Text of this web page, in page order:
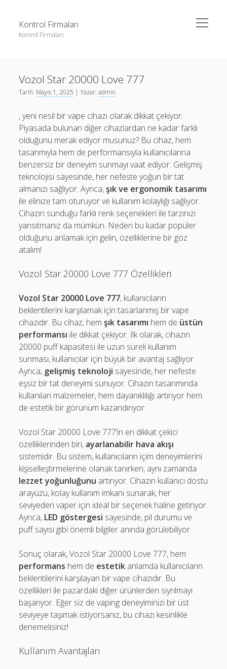
Kontrol Firmaları
Kontrol Firmaları
menüyü
aç
Liste
Sayfa Listesi
Şifresiz Facebook Beğeni Yükseltme
Youtube Dislike Arttırma Parasız
Liste
Sayfa Listesi
Şifresiz Facebook Beğeni Yükseltme
Youtube Dislike Arttırma Parasız
Vozol Star 20000 Love 777
Tarih: Mayıs 1, 2025 | Yazar:admin
, yeni nesil bir vape cihazı olarak dikkat çekiyor.
Piyasada bulunan diğer cihazlardan ne kadar farklı
olduğunu merak ediyor musunuz? Bu cihaz, hem
tasarımıyla hem de performansıyla kullanıcılarına
benzersiz bir deneyim sunmayı vaat ediyor. Gelişmiş
teknolojisi sayesinde, her nefeste yoğun bir tat
almanızı sağlıyor. Ayrıca,şık ve ergonomik tasarımı
ile elinize tam oturuyor ve kullanım kolaylığı sağlıyor.
Cihazın sunduğu farklı renk seçenekleri ile tarzınızı
yansıtmanız da mümkün. Neden bu kadar popüler
olduğunu anlamak için gelin, özelliklerine bir göz
atalım!
Vozol Star 20000 Love 777 Özellikleri
Vozol Star 20000 Love 777, kullanıcıların
beklentilerini karşılamak için tasarlanmış bir vape
cihazıdır. Bu cihaz, hemşık tasarımı hem de üstün
performansı ile dikkat çekiyor. İlk olarak, cihazın
20000 puff kapasitesi ile uzun süreli kullanım
sunması, kullanıcılar için büyük bir avantaj sağlıyor.
Ayrıca, gelişmiş teknoloji sayesinde, her nefeste
eşsiz bir tat deneyimi sunuyor. Cihazın tasarımında
kullanılan malzemeler, hem dayanıklılığı artırıyor hem
de estetik bir görünüm kazandırıyor.
Vozol Star 20000 Love 777’in en dikkat çekici
özelliklerinden biri, ayarlanabilir hava akışı
sistemidir. Bu sistem, kullanıcıların içim deneyimlerini
kişiselleştirmelerine olanak tanırken, aynı zamanda
lezzet yoğunluğunu artırıyor. Cihazın kullanıcı dostu
arayüzü, kolay kullanım imkanı sunarak, her
seviyeden vaper için ideal bir seçenek haline getiriyor.
Ayrıca, LED göstergesi sayesinde, pil durumu ve
puff sayısı gibi önemli bilgiler anında görülebiliyor.
Sonuç olarak, Vozol Star 20000 Love 777, hem
performans hem de estetik anlamda kullanıcıların
beklentilerini karşılayan bir vape cihazıdır. Bu
özellikleri ile pazardaki diğer ürünlerden sıyrılmayı
başarıyor. Eğer siz de vaping deneyiminizi bir üst
seviyeye taşımak istiyorsanız, bu cihazı kesinlikle
denemelisiniz!
Kullanım Avantajları